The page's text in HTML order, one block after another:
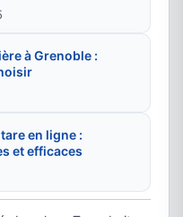
à Grenoble :
en ligne :
et efficaces